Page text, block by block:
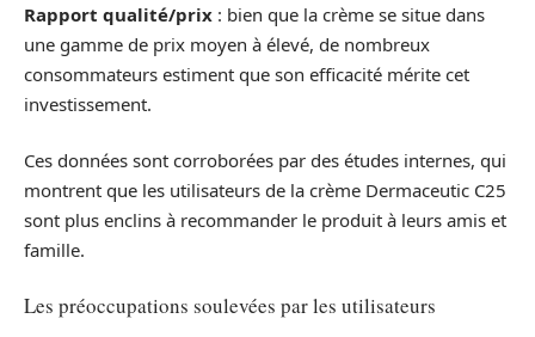
Rapport qualité/prix : bien que la crème se situe dans
une gamme de prix moyen à élevé, de nombreux
consommateurs estiment que son efficacité mérite cet
investissement.
Ces données sont corroborées par des études internes, qui
montrent que les utilisateurs de la crème Dermaceutic C25
sont plus enclins à recommander le produit à leurs amis et
famille.
Les préoccupations soulevées par les utilisateurs